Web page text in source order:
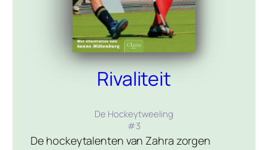
Rivaliteit
De Hockeytweeling
#3
De hockeytalenten van Zahra zorgen